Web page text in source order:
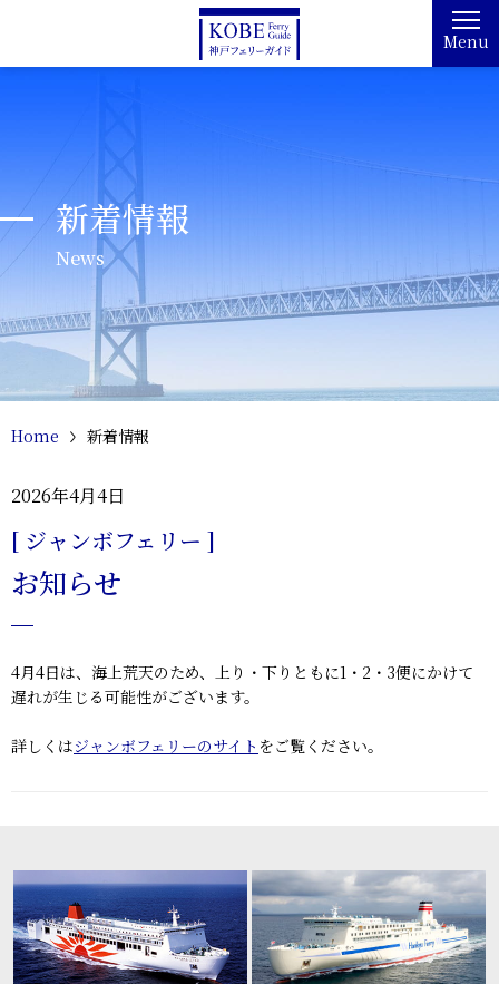
Menu
新着情報
News
Home 新着情報
2026年4月4日
[ ジャンボフェリー ]
お知らせ
4月4日は、海上荒天のため、上り・下りともに1・2・3便にかけて
遅れが生じる可能性がございます。
詳しくはジャンボフェリーのサイト をご覧ください。